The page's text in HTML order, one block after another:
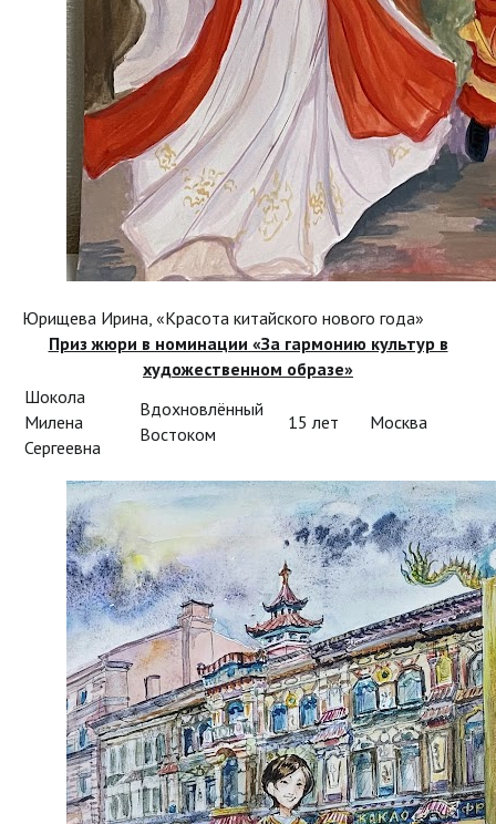
Юрищева Ирина, «Красота китайского нового года»
Приз жюри в номинации «За гармонию культур в
художественном образе»
Шокола
Милена
Сергеевна
Вдохновлённый
Востоком
15 лет Москва